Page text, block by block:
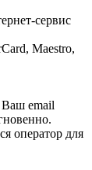
сервис
Maestro,
email
оператор для